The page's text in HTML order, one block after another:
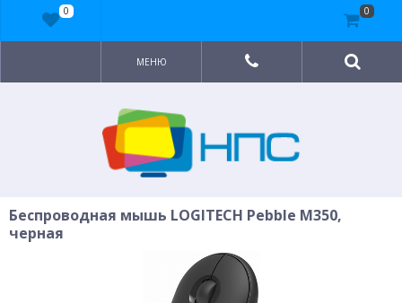
МЕНЮ
Беспроводная мышь LOGITECH Pebble M350,
черная
0 0